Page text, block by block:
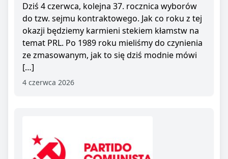
Dziś 4 czerwca, kolejna 37. rocznica wyborów
do tzw. sejmu kontraktowego. Jak co roku z tej
okazji będziemy karmieni stekiem kłamstw na
temat PRL. Po 1989 roku mieliśmy do czynienia
ze zmasowanym, jak to się dziś modnie mówi
[…]
4 czerwca 2026